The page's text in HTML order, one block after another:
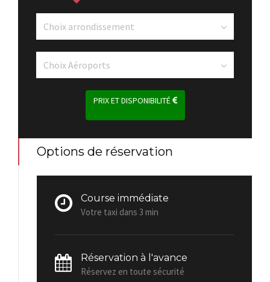
PRIX ET DISPONIBILITÉ
Options de réservation
Course immédiate
Votre taxi dans 3 min
Réservation à l'avance
Réservez en toute sécurité